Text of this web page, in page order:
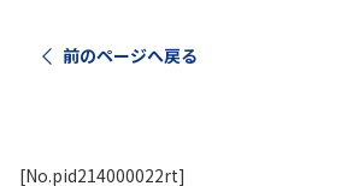
前のページへ戻る
[No.pid214000022rt]